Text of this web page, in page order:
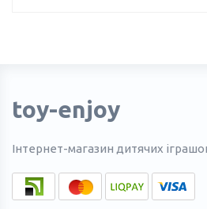
toy-enjoy
Інтернет-магазин дитячих